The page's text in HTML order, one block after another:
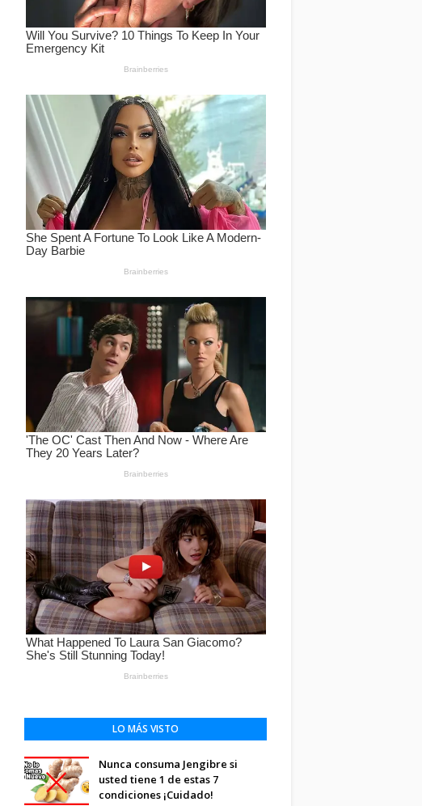
LO MÁS VISTO
Nunca consuma Jengibre si
usted tiene 1 de estas 7
condiciones ¡Cuidado!